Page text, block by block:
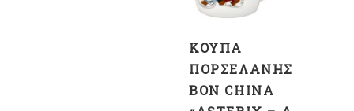
ΚΟΎΠΑ
ΠΟΡΣΕΛΆΝΗΣ
BON CHINA